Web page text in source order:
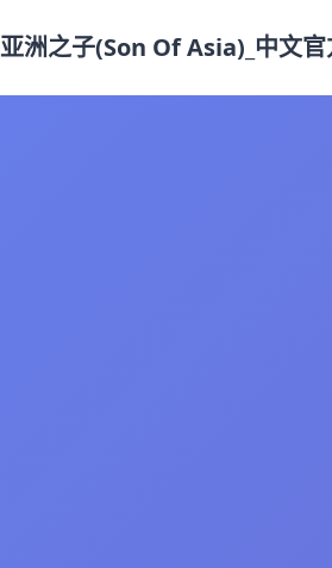
亚洲之子(Son Of Asia)_中文